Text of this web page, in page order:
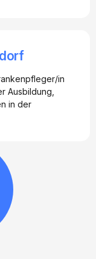
in
Ausbildung,
in der